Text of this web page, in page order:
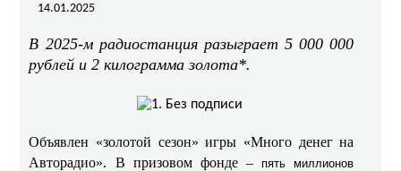
14.01.2025
В 2025-м радиостанция разыграет 5 000 000
рублей и 2 килограмма золота*.
Объявлен «золотой сезон» игры «Много денег на
Авторадио». В призовом фонде –
пять миллионов